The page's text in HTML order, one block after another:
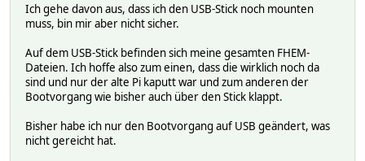
Ich gehe davon aus, dass ich den USB-Stick noch mounten
muss, bin mir aber nicht sicher.
Auf dem USB-Stick befinden sich meine gesamten FHEM-
Dateien. Ich hoffe also zum einen, dass die wirklich noch da
sind und nur der alte Pi kaputt war und zum anderen der
Bootvorgang wie bisher auch über den Stick klappt.
Bisher habe ich nur den Bootvorgang auf USB geändert, was
nicht gereicht hat.